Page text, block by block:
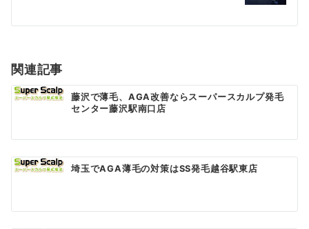
シ
ン
関連記事
藤沢で薄毛、AGA改善ならスーパースカルプ発毛
センター藤沢駅南口店
埼玉でAGA薄毛の対策はSS発毛越谷駅東店